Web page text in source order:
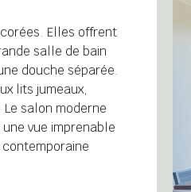
Elles offrent
salle de bain
douche séparée.
lits jumeaux,
salon moderne
vue imprenable
contemporaine